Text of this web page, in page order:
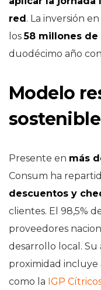
red. La inversión
los58 millones de
duodécimo año
Modelo
sostenible
Presente en más
Consum ha
descuentos y
clientes. El 98,5%
proveedores
desarrollo local.
proximidad incluye
como la IGP